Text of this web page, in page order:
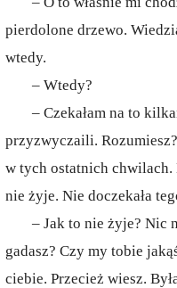
pierdolone drzewo.
wtedy.
– Wtedy?
– Czekałam na to
przyzwyczaili.
w tych ostatnich chwilach.
nie żyje. Nie doczekała
– Jak to nie żyje? Nic
gadasz? Czy my tobie
ciebie. Przecież wiesz.